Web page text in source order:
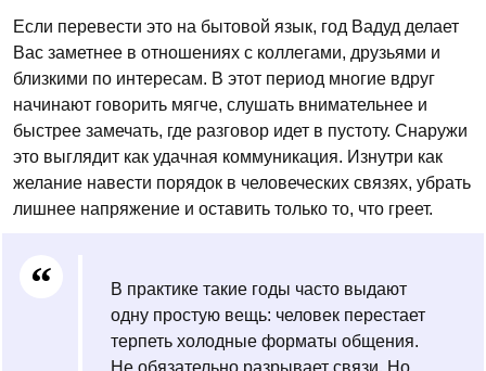
Если перевести это на бытовой язык, год Вадуд делает
Вас заметнее в отношениях с коллегами, друзьями и
близкими по интересам. В этот период многие вдруг
начинают говорить мягче, слушать внимательнее и
быстрее замечать, где разговор идет в пустоту. Снаружи
это выглядит как удачная коммуникация. Изнутри как
желание навести порядок в человеческих связях, убрать
лишнее напряжение и оставить только то, что греет.
В практике такие годы часто выдают
одну простую вещь: человек перестает
терпеть холодные форматы общения.
Не обязательно разрывает связи. Но